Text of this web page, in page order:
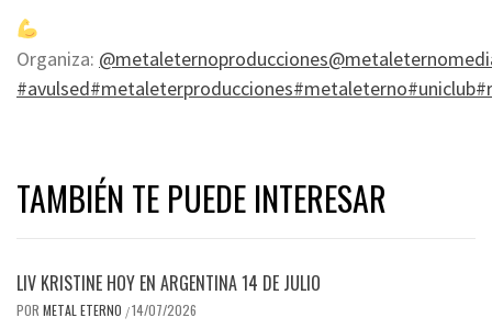
Organiza: @metaleternoproducciones
#avulsed#metaleterproducciones#metaleterno#uniclub
TAMBIÉN TE PUEDE INTERESAR
LIV KRISTINE HOY EN ARGENTINA 14 DE JULIO
POR METAL ETERNO /14/07/2026